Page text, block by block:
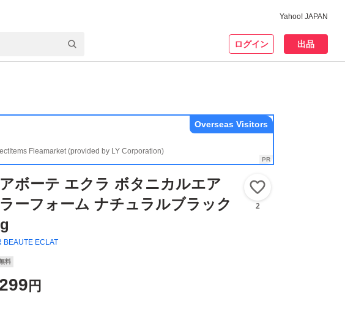
Yahoo! JAPAN
ログイン 出品
Fleamarket (provided by LY Corporation)
Overseas Visitors
ボーテ エクラ ボタニカルエア
ーフォーム ナチュラルブラック
BEAUTE ECLAT
2
料
円